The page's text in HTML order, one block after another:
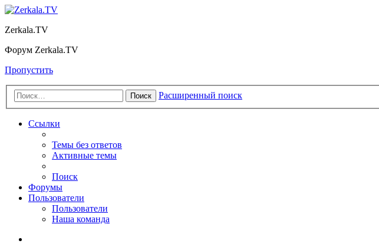
Zerkala.TV
Форум Zerkala.TV
Пропустить
Поиск Расширенный поиск
Ссылки
Темы без ответов
Активные темы
Поиск
Форумы
Пользователи
Пользователи
Наша команда